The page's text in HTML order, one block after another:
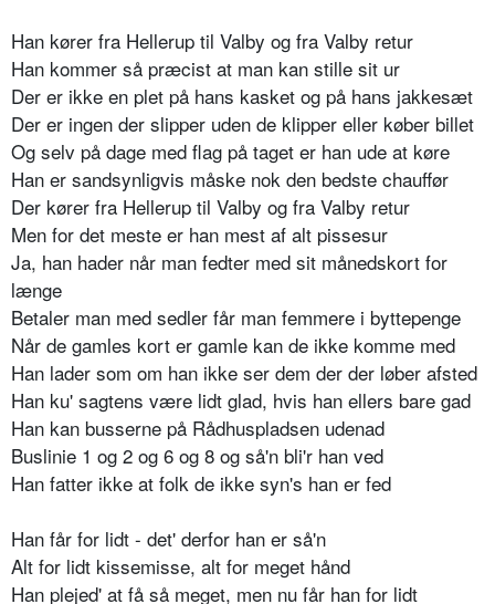
Han kører fra Hellerup til Valby og fra Valby retur
Han kommer så præcist at man kan stille sit ur
Der er ikke en plet på hans kasket og på hans jakkesæt
Der er ingen der slipper uden de klipper eller køber billet
Og selv på dage med flag på taget er han ude at køre
Han er sandsynligvis måske nok den bedste chauffør
Der kører fra Hellerup til Valby og fra Valby retur
Men for det meste er han mest af alt pissesur
Ja, han hader når man fedter med sit månedskort for
længe
Betaler man med sedler får man femmere i byttepenge
Når de gamles kort er gamle kan de ikke komme med
Han lader som om han ikke ser dem der der løber afsted
Han ku' sagtens være lidt glad, hvis han ellers bare gad
Han kan busserne på Rådhuspladsen udenad
Buslinie 1 og 2 og 6 og 8 og så'n bli'r han ved
Han fatter ikke at folk de ikke syn's han er fed
Han får for lidt - det' derfor han er så'n
Alt for lidt kissemisse, alt for meget hånd
Han plejed' at få så meget, men nu får han for lidt